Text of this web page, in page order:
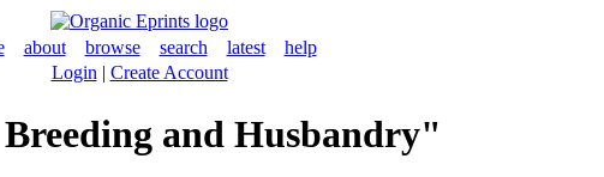
about browse search latest
help
Login | Create Account
and Husbandry"